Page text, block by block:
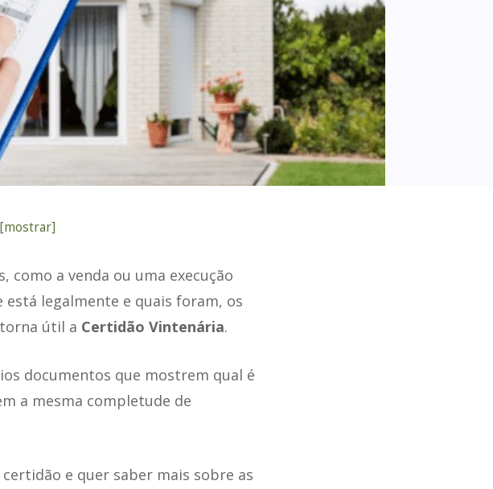
[mostrar]
como a venda ou uma execução
legalmente e quais foram, os
útil a Certidão Vintenária.
documentos que mostrem qual é
a mesma completude de
e quer saber mais sobre as